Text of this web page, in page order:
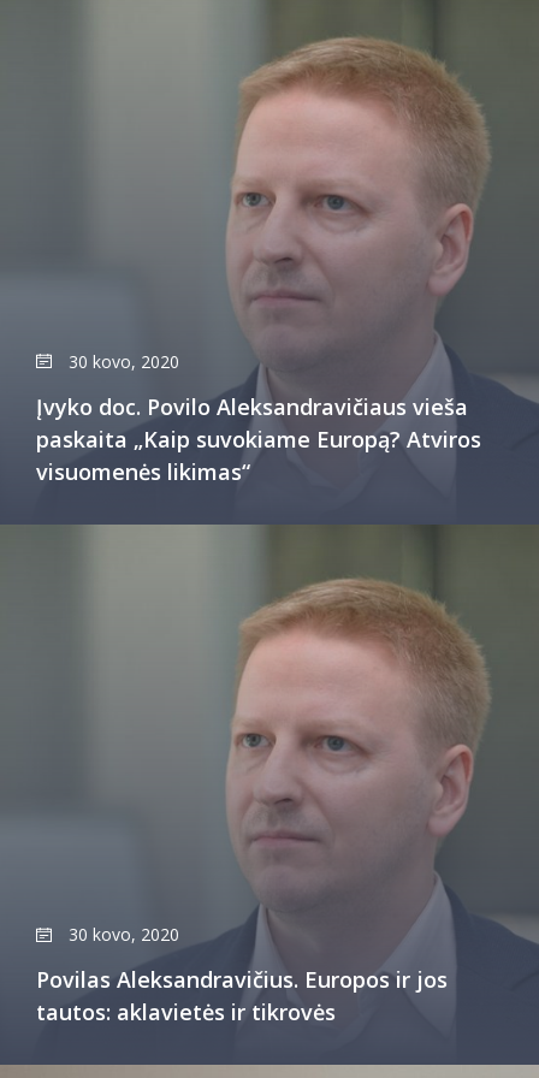
30 kovo, 2020
Įvyko doc. Povilo Aleksandravičiaus vieša
paskaita „Kaip suvokiame Europą? Atviros
visuomenės likimas“
30 kovo, 2020
Povilas Aleksandravičius. Europos ir jos
tautos: aklavietės ir tikrovės